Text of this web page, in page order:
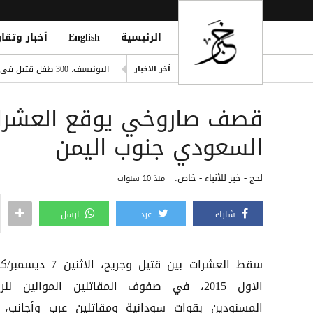
الرئيسية English أخبار
آخر الاخبار
اليونيسف: 300 طفل قتيل في غزة خلال 300 يوم من وقف إطلاق النار
During Friday Prayers
Cloudflare تطلق Kitesurf: متصفح خفيف للوكلاء الأذكياء
صلاح ضمن الأغنى عالمياً..
قصف صاروخي يوقع
السعودي جنوب اليمن
لحج - خبر للأنباء - خاص: منذ 10 سنوات
شارك غرد ارسل
سقط العشرات بين قتيل وجريح،
الاول 2015، في صفوف المقاتلين الموالين
المسنودين بقوات سودانية ومقاتلين عرب